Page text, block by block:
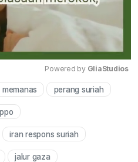
Mute
Powered by GliaStudios
perang suriah
iran respons suriah
jalur gaza